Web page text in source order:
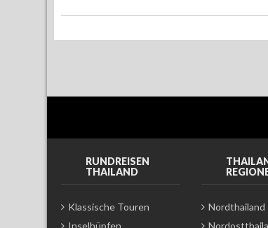
RUNDREISEN
THAILAND
Klassische Touren
Inselhüpfen
Nordthailand